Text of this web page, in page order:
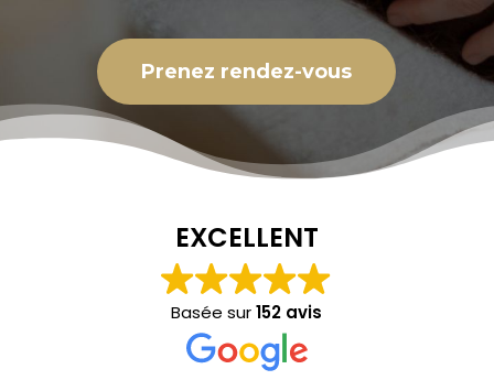
Prenez rendez-vous
EXCELLENT
Basée sur152 avis